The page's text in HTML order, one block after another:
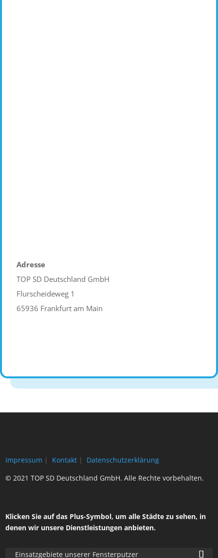
Adresse
TOP SD Deutschland GmbH
Flurscheideweg 1
65936 Frankfurt am Main
Impressum | Kontakt |
Datenschutzerklärung
© 2021 TOP SD Deutschland GmbH. Alle Rechte vorbehalten.
Klicken Sie auf das Plus-Symbol, um alle Städte zu sehen, in
denen wir unsere Dienstleistungen anbieten.
Einsatzgebiete unserer Fensterputzer